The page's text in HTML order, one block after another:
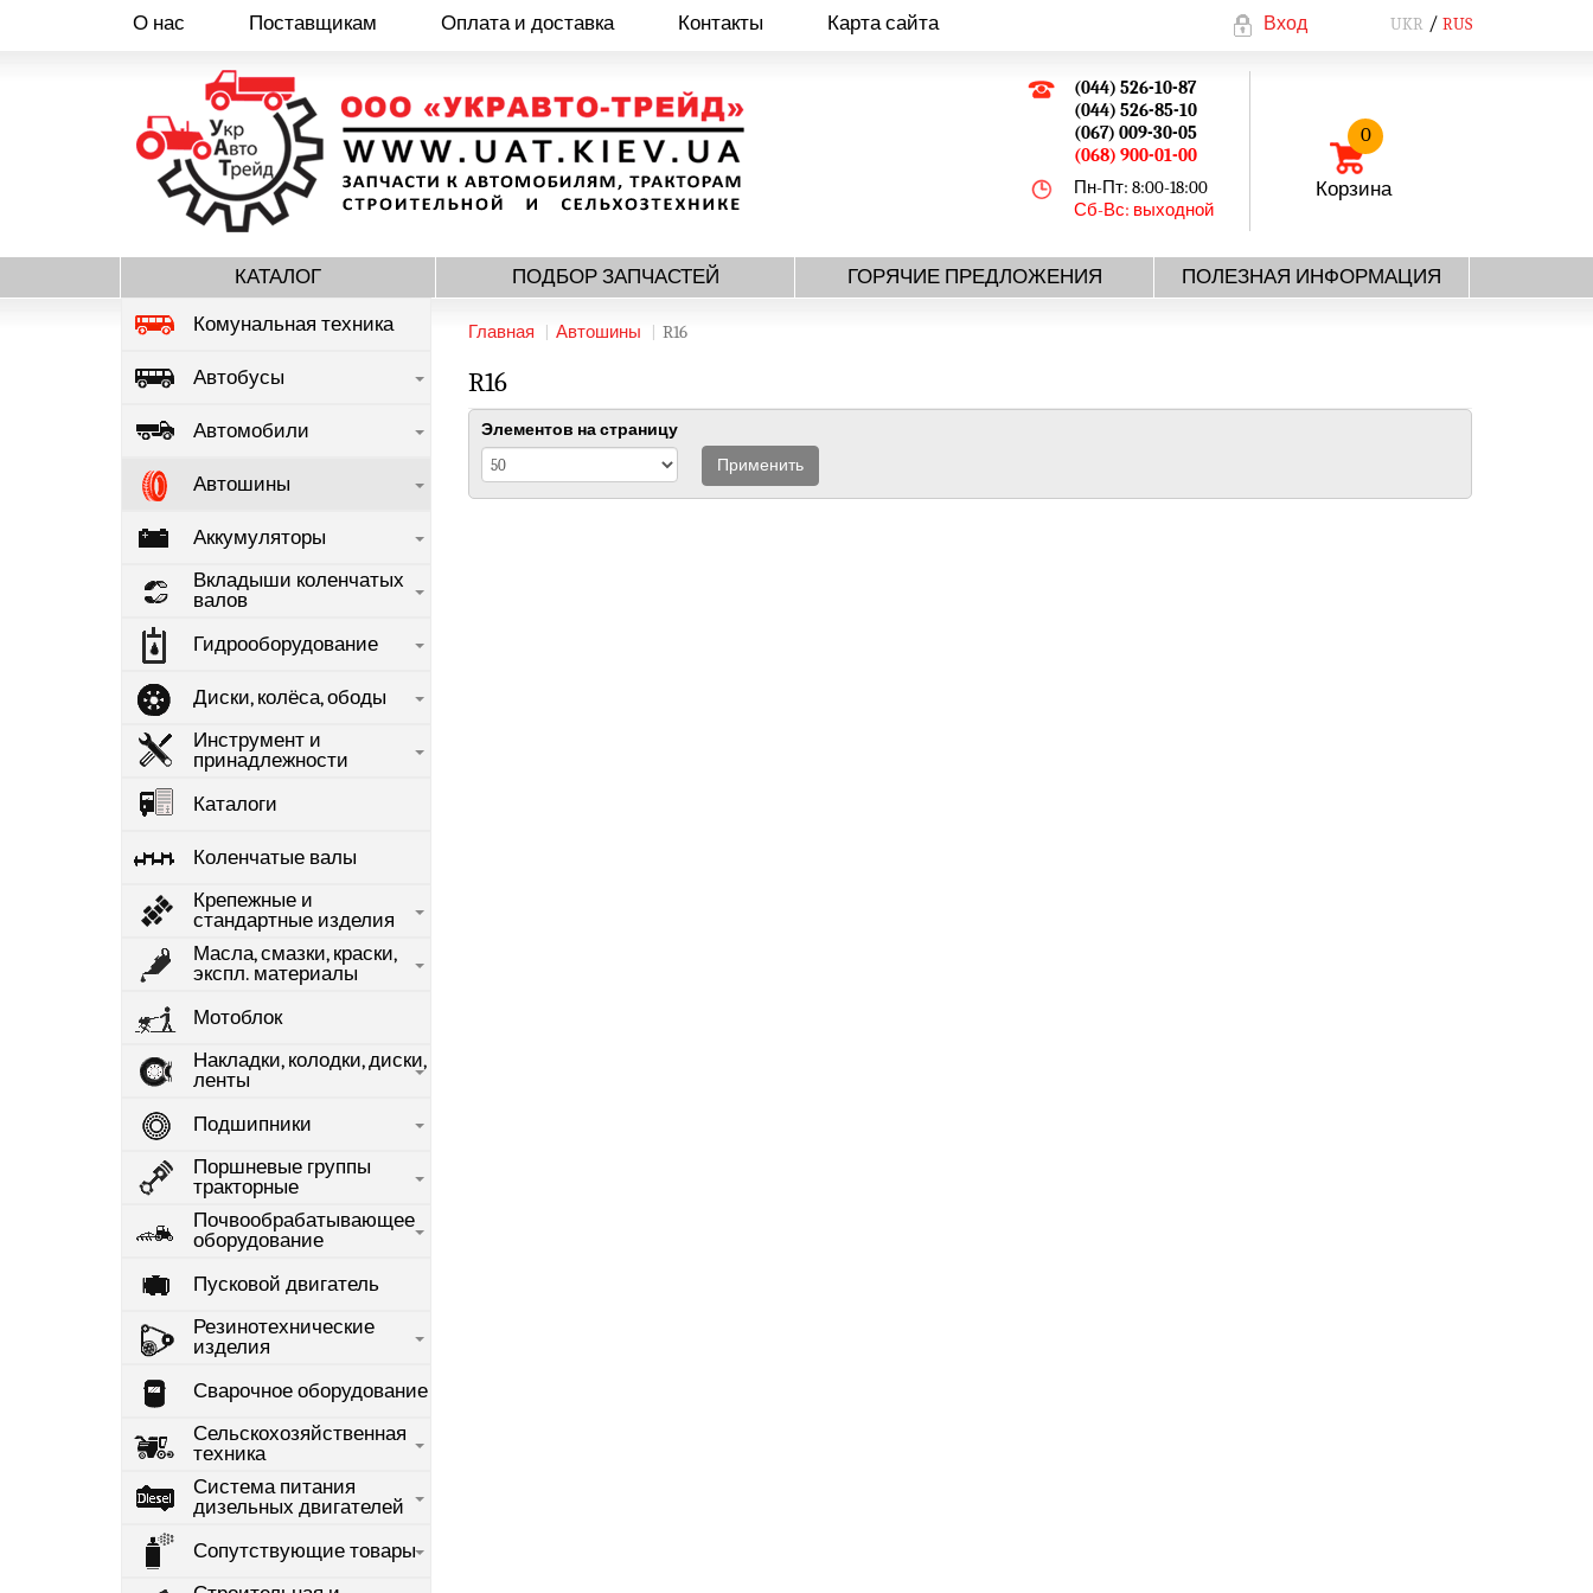
КАТАЛОГ ПОДБОР ЗАПЧАСТЕЙ ГОРЯЧИЕ ПРЕДЛОЖЕНИЯ ПОЛЕЗНАЯ ИНФОРМАЦИЯ
UKR RUS
О нас Поставщикам Оплата и доставка Контакты Карта сайта Вход
(044) 526-10-87
(044) 526-85-10
(067) 009-30-05
(068) 900-01-00
Пн-Пт: 8:00-18:00
Сб-Вс: выходной
0
Корзина
Комунальная техника
Автобусы
Автомобили
Автошины
Аккумуляторы
Вкладыши коленчатых
валов
Гидрооборудование
Диски, колёса, ободы
Инструмент и
принадлежности
Каталоги
Коленчатые валы
Крепежные и
стандартные изделия
Масла, смазки, краски,
экспл. материалы
Мотоблок
Накладки, колодки, диски,
ленты
Подшипники
Поршневые группы
тракторные
Почвообрабатывающее
оборудование
Пусковой двигатель
Резинотехнические
изделия
Сварочное оборудование
Сельскохозяйственная
техника
Система питания
дизельных двигателей
Сопутствующие товары
Главная Автошины R16
R16
Элементов на страницу
Применить